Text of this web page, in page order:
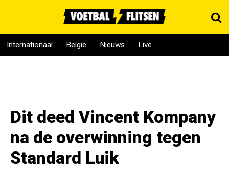
Internationaal België Nieuws Live
Dit deed Vincent Kompany
na de overwinning tegen
Standard Luik